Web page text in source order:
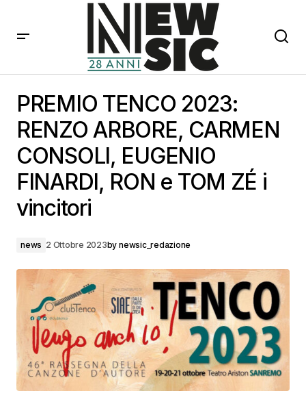
CONSOLI, EUGENIO FINARDI, RON e TOM ZÉ i vincitori
PREMIO TENCO 2023:
RENZO ARBORE, CARMEN
CONSOLI, EUGENIO
FINARDI, RON e TOM ZÉ i
vincitori
news 2 Ottobre 2023by newsic_redazione